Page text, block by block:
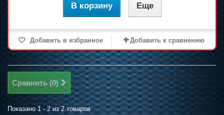
В корзину Еще
Добавить в избранное Добавить к сравнению
Сравнить (0)
Показано 1 - 2 из 2 товаров